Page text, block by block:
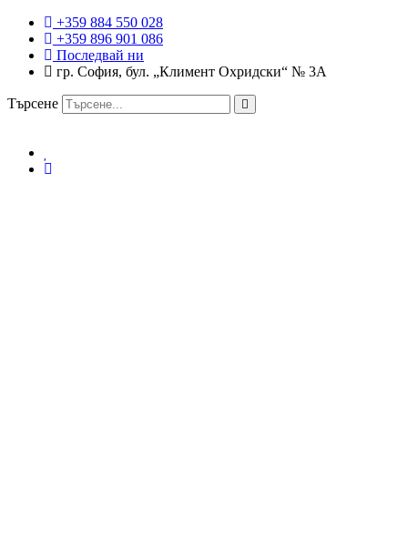
+359 884 550 028
+359 896 901 086
Последвай ни
гр. София, бул. „Климент Охридски“ № 3A
Търсене